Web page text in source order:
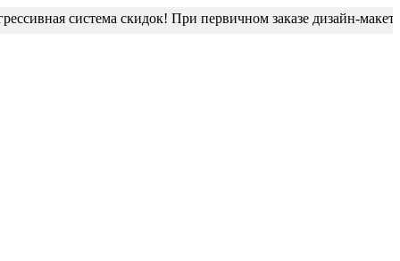
система скидок! При первичном заказе дизайн-макет